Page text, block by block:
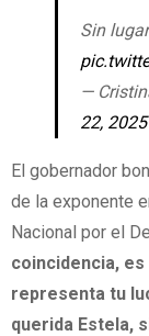
Sin
—
22, 2025
El gobernador
de la exponente
Nacional por el
coincidencia,
representa tu
querida Estela,